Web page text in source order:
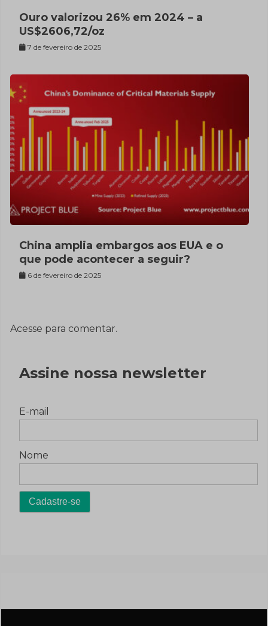
Ouro valorizou 26% em 2024 – a
US$2606,72/oz
7 de fevereiro de 2025
China amplia embargos aos EUA e o
que pode acontecer a seguir?
6 de fevereiro de 2025
Acesse para comentar.
Assine nossa newsletter
E-mail
Nome